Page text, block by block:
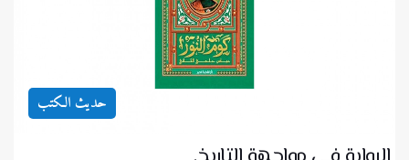
حديث الكتب